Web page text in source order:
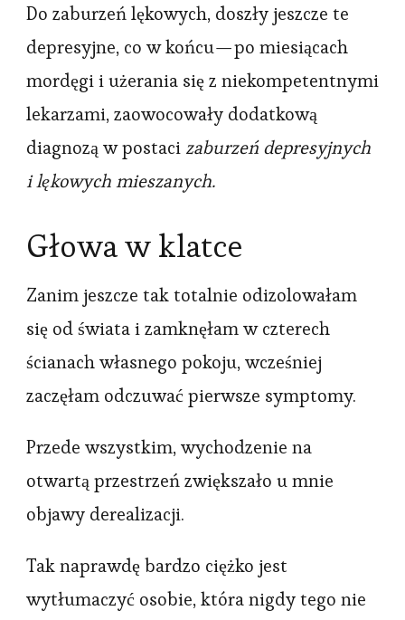
Do zaburzeń lękowych, doszły jeszcze te
depresyjne, co w końcu — po miesiącach
mordęgi i użerania się z niekompetentnymi
lekarzami, zaowocowały dodatkową
diagnozą w postaci zaburzeń depresyjnych
i lękowych mieszanych.
Głowa w klatce
Zanim jeszcze tak totalnie odizolowałam
się od świata i zamknęłam w czterech
ścianach własnego pokoju, wcześniej
zaczęłam odczuwać pierwsze symptomy.
Przede wszystkim, wychodzenie na
otwartą przestrzeń zwiększało u mnie
objawy derealizacji.
Tak naprawdę bardzo ciężko jest
wytłumaczyć osobie, która nigdy tego nie